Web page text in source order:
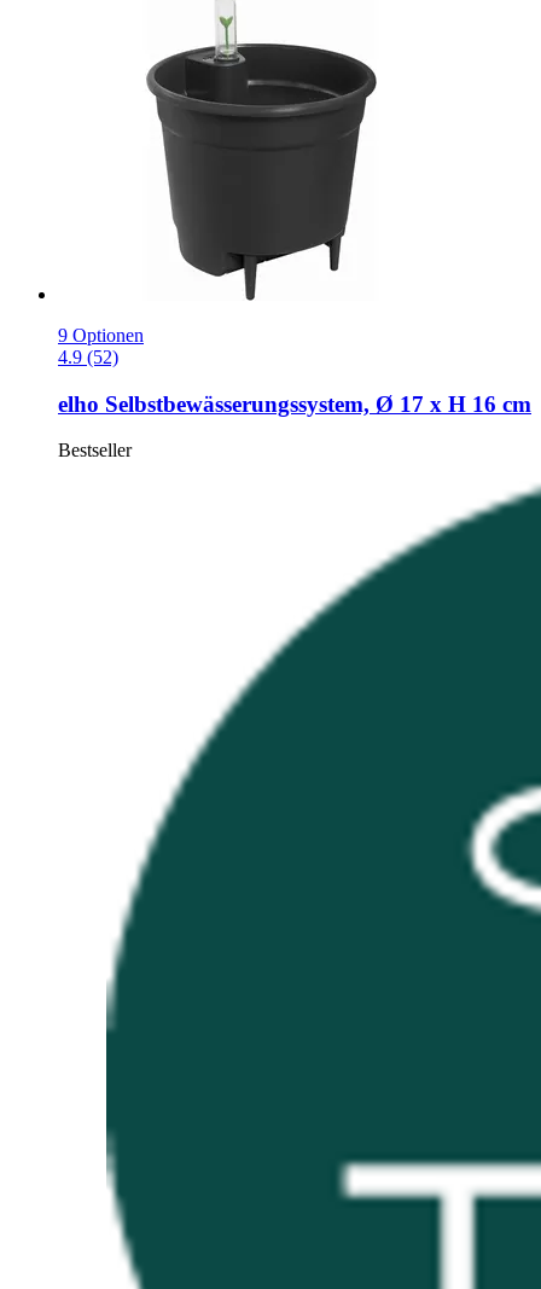
9 Optionen
4.9 (52)
elho Selbstbewässerungssystem, Ø 17 x H 16 cm
Bestseller